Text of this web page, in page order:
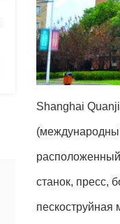
Shanghai
станок, пресс,